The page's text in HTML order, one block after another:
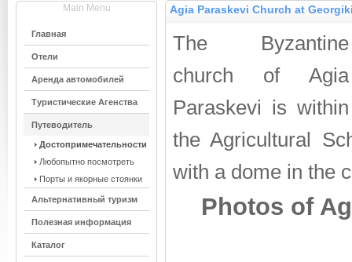
Main Menu
Главная
Отели
Аренда автомобилей
Туристические Агенства
Путеводитель
Достопримечательности
Любопытно посмотреть
Порты и якорные стоянки
Альтернативный туризм
Полезная информация
Каталог
Agia Paraskevi Church at
The Byzantine
church of Agia
Paraskevi is within
the Agricultural
with a dome in the
Photos of